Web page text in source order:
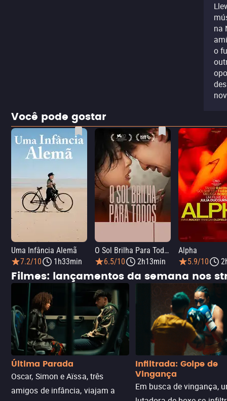
na
o
Você pode gostar
Uma Infância Alemã
7.2/10
1h33min
O Sol Brilha Para Todos
6.5/10
2h13min
Alpha
5.9/10
Filmes: lançamentos da semana nos
Última Parada
Oscar, Simon e Aïssa, três
amigos de infância, viajam a
Infiltrada: Golpe de
Vingança
Em busca de vingança,